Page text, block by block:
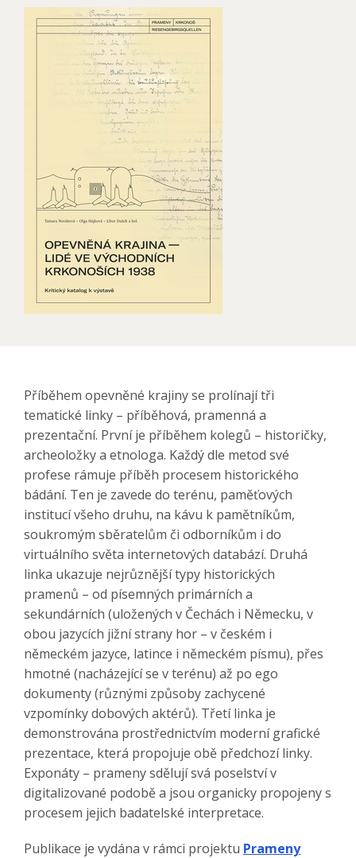
Příběhem opevněné krajiny se prolínají tři
tematické linky – příběhová, pramenná a
prezentační. První je příběhem kolegů – historičky,
archeoložky a etnologa. Každý dle metod své
profese rámuje příběh procesem historického
bádání. Ten je zavede do terénu, paměťových
institucí všeho druhu, na kávu k pamětníkům,
soukromým sběratelům či odborníkům i do
virtuálního světa internetových databází. Druhá
linka ukazuje nejrůznější typy historických
pramenů – od písemných primárních a
sekundárních (uložených v Čechách i Německu, v
obou jazycích jižní strany hor – v českém i
německém jazyce, latince i německém písmu), přes
hmotné (nacházející se v terénu) až po ego
dokumenty (různými způsoby zachycené
vzpomínky dobových aktérů). Třetí linka je
demonstrována prostřednictvím moderní grafické
prezentace, která propojuje obě předchozí linky.
Exponáty – prameny sdělují svá poselství v
digitalizované podobě a jsou organicky propojeny s
procesem jejich badatelské interpretace.
Publikace je vydána v rámci projektu Prameny